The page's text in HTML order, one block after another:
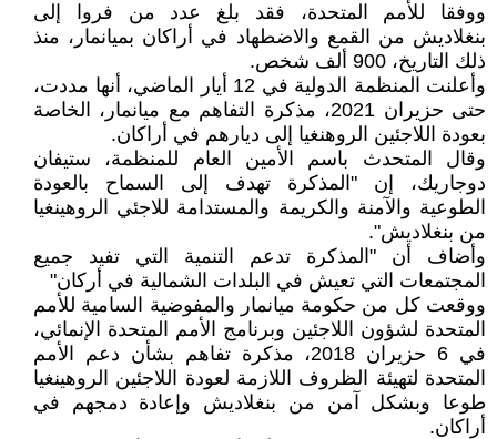
ووفقا للأمم المتحدة، فقد بلغ عدد من فروا إلى
بنغلاديش من القمع والاضطهاد في أراكان بميانمار، منذ
ذلك التاريخ، 900 ألف شخص.
وأعلنت المنظمة الدولية في 12 أيار الماضي، أنها مددت،
حتى حزيران 2021، مذكرة التفاهم مع ميانمار، الخاصة
بعودة اللاجئين الروهنغيا إلى ديارهم في أراكان.
وقال المتحدث باسم الأمين العام للمنظمة، ستيفان
دوجاريك، إن "المذكرة تهدف إلى السماح بالعودة
الطوعية والآمنة والكريمة والمستدامة للاجئي الروهينغيا
من بنغلاديش".
وأضاف أن "المذكرة تدعم التنمية التي تفيد جميع
المجتمعات التي تعيش في البلدات الشمالية في أركان"
ووقعت كل من حكومة ميانمار والمفوضية السامية للأمم
المتحدة لشؤون اللاجئين وبرنامج الأمم المتحدة الإنمائي،
في 6 حزيران 2018، مذكرة تفاهم بشأن دعم الأمم
المتحدة لتهيئة الظروف اللازمة لعودة اللاجئين الروهينغيا
طوعا وبشكل آمن من بنغلاديش وإعادة دمجهم في
أراكان.